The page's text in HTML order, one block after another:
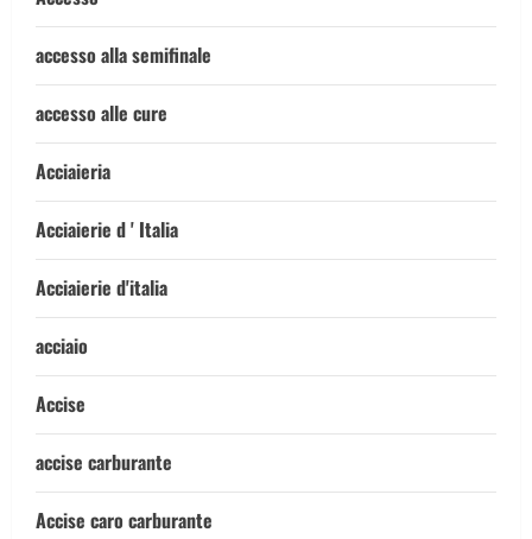
accesso alla semifinale
accesso alle cure
Acciaieria
Acciaierie d ' Italia
Acciaierie d'italia
acciaio
Accise
accise carburante
Accise caro carburante